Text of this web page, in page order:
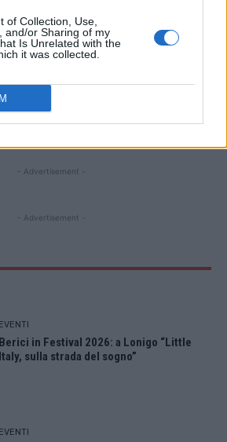
of Collection, Use,
and/or Sharing of my
Is Unrelated with the
it was collected.
3,533
- Advertisement -
- Advertisement -
- Advertisement -
EVENTI
Berici in Festival 2026: a Lonigo “Little
Italy, sulla strada del sogno”
EVENTI